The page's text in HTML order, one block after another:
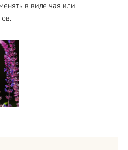
в виде чая или